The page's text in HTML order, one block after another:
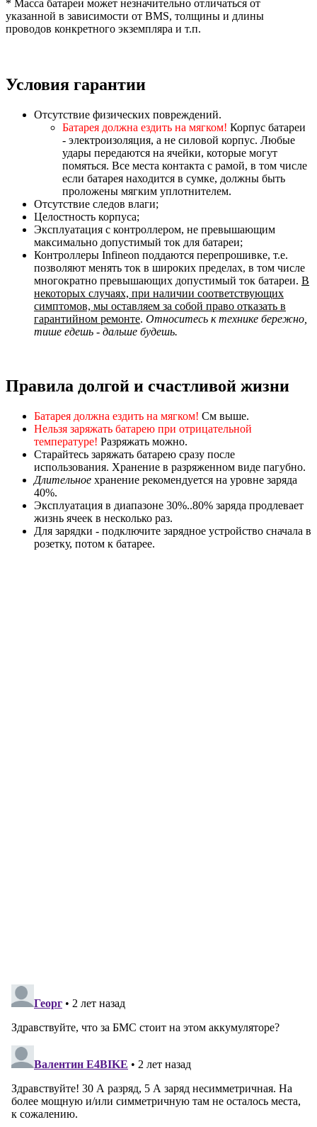
* Масса батареи может незначительно отличаться от
указанной в зависимости от BMS, толщины и длины
проводов конкретного экземпляра и т.п.
Условия гарантии
Отсутствие физических повреждений.
Батарея должна ездить на мягком! Корпус батареи
- электроизоляция, а не силовой корпус. Любые
удары передаются на ячейки, которые могут
помяться. Все места контакта с рамой, в том числе
если батарея находится в сумке, должны быть
проложены мягким уплотнителем.
Отсутствие следов влаги;
Целостность корпуса;
Эксплуатация с контроллером, не превышающим
максимально допустимый ток для батареи;
Контроллеры Infineon поддаются перепрошивке, т.е.
позволяют менять ток в широких пределах, в том числе
многократно превышающих допустимый ток батареи. В
некоторых случаях, при наличии соответствующих
симптомов, мы оставляем за собой право отказать в
гарантийном ремонте. Относитесь к технике бережно,
тише едешь - дальше будешь.
Правила долгой и счастливой жизни
Батарея должна ездить на мягком! См выше.
Нельзя заряжать батарею при отрицательной
температуре! Разряжать можно.
Старайтесь заряжать батарею сразу после
использования. Хранение в разряженном виде пагубно.
Длительное хранение рекомендуется на уровне заряда
40%.
Эксплуатация в диапазоне 30%..80% заряда продлевает
жизнь ячеек в несколько раз.
Для зарядки - подключите зарядное устройство сначала в
розетку, потом к батарее.